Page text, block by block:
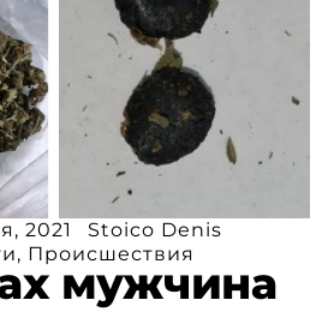
2021
Stoico Denis
, Происшествия
мужчина